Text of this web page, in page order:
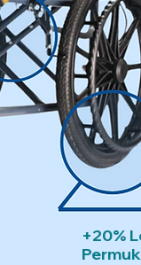
+20%